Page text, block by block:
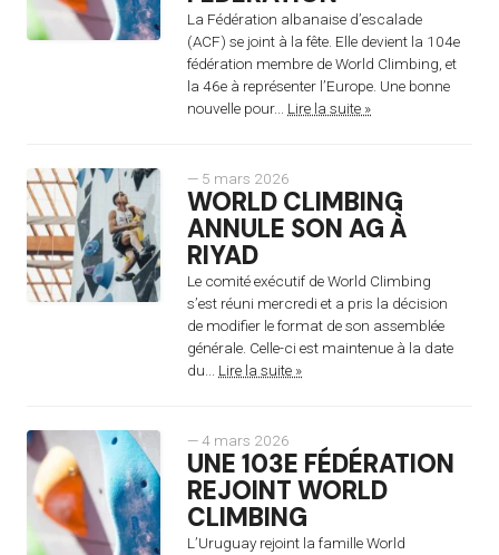
La Fédération albanaise d’escalade
(ACF) se joint à la fête. Elle devient la 104e
fédération membre de World Climbing, et
la 46e à représenter l’Europe. Une bonne
nouvelle pour... Lire la suite »
— 5 mars 2026
WORLD CLIMBING
ANNULE SON AG À
RIYAD
Le comité exécutif de World Climbing
s’est réuni mercredi et a pris la décision
de modifier le format de son assemblée
générale. Celle-ci est maintenue à la date
du... Lire la suite »
— 4 mars 2026
UNE 103E FÉDÉRATION
REJOINT WORLD
CLIMBING
L’Uruguay rejoint la famille World